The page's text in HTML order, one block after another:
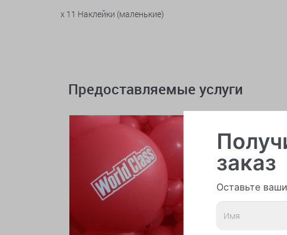
x 11 Наклейки (маленькие)
Предоставляемые услуги
заказ
Оставьте